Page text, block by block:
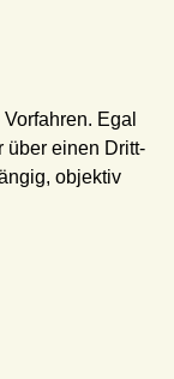
Egal
über einen Dritt-
objektiv